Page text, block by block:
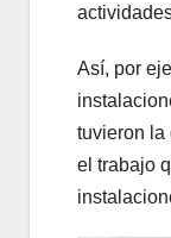
Así, por
tuvieron la
el trabajo